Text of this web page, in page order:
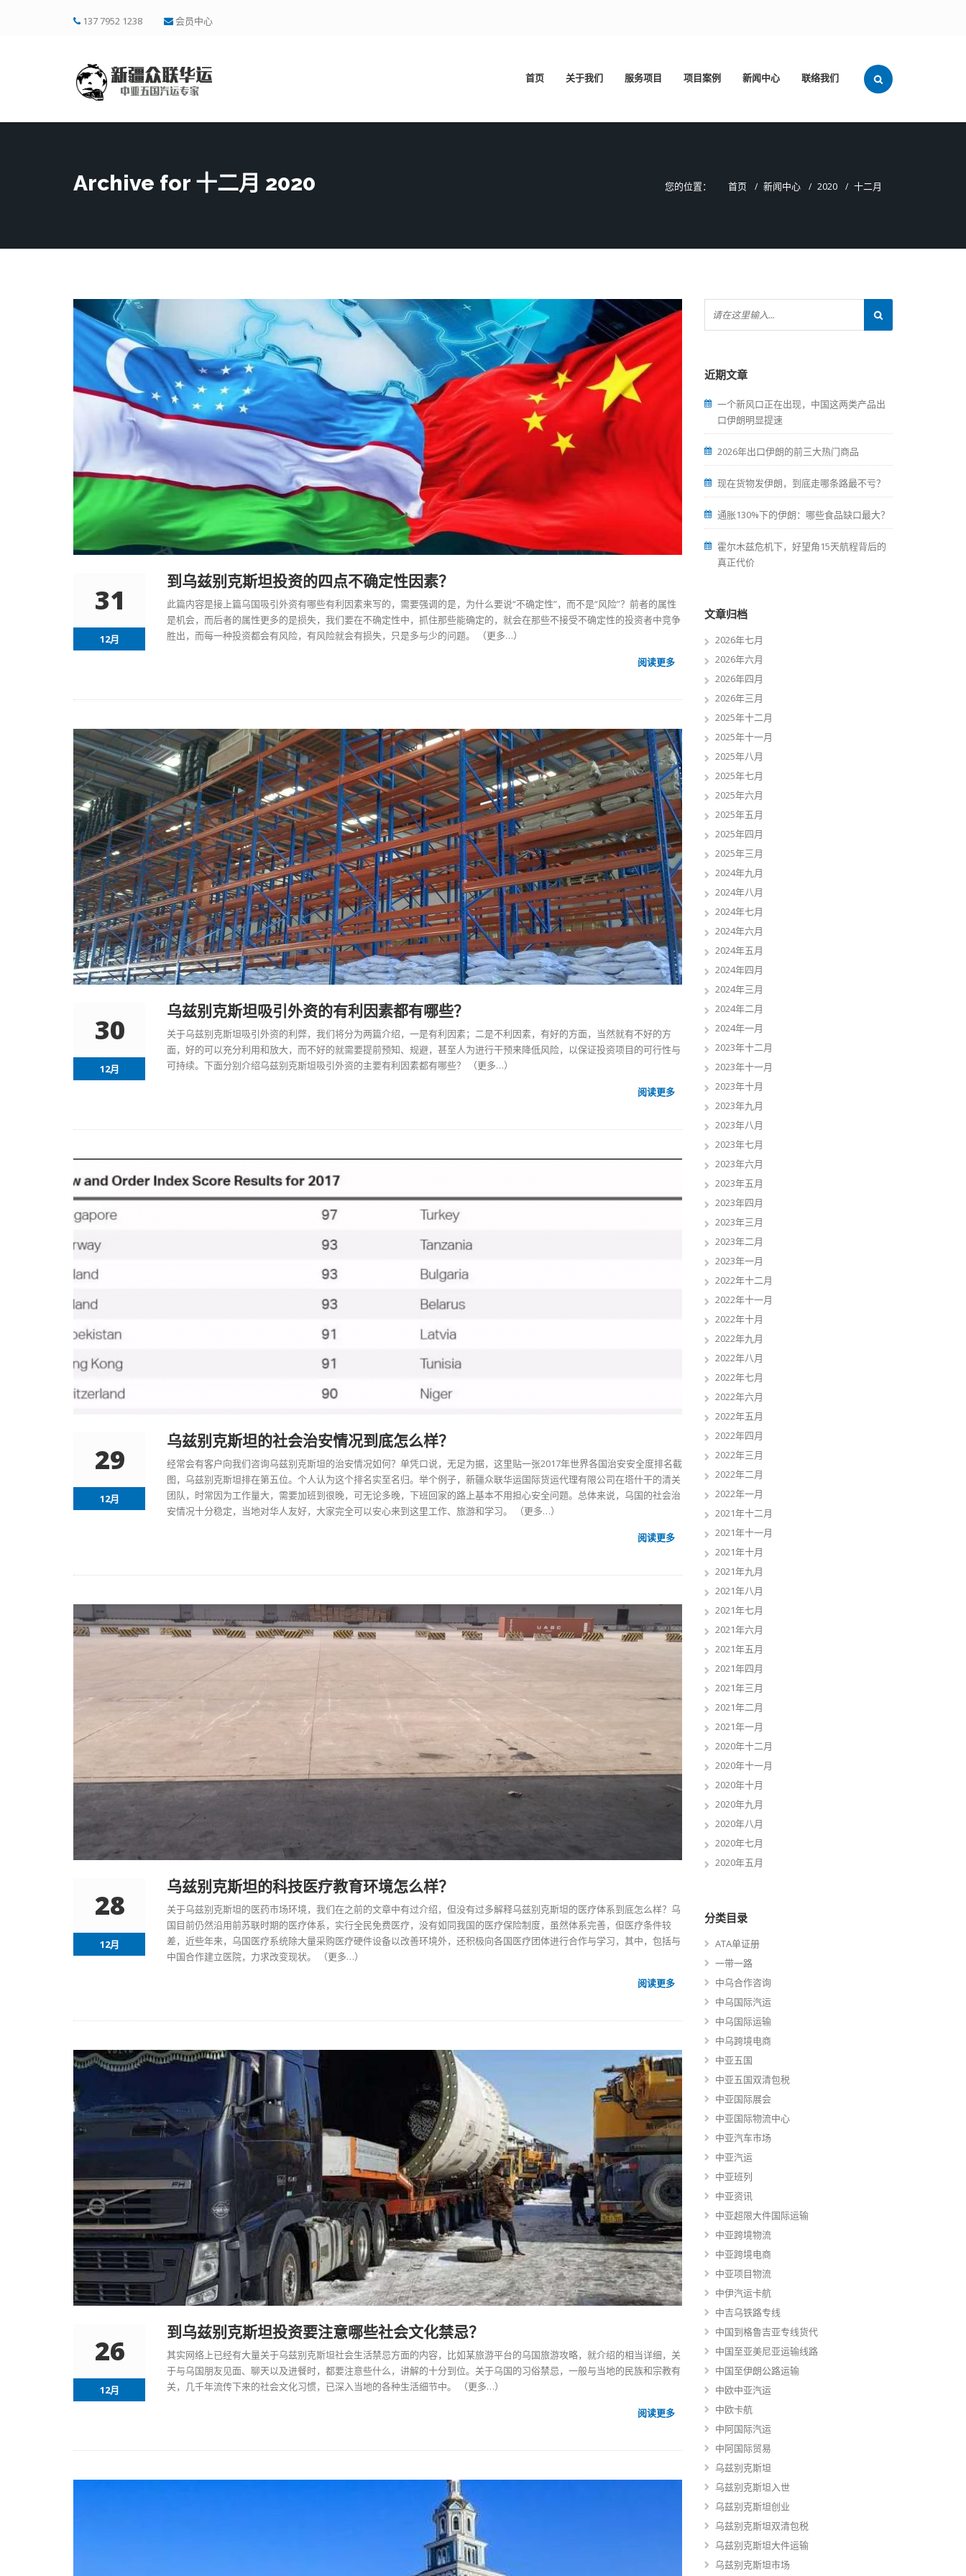
137 7952 1238 会员中心
首页 关于我们 服务项目 项目案例 新闻中心 联络我们
Archive for 十二月 2020 您的位置： 首页 新闻中心 2020 十二月
31
12月
到乌兹别克斯坦投资的四点不确定性因素？
此篇内容是接上篇乌国吸引外资有哪些有利因素来写的，需要强调的是，为什么要说“不确定性”，而不是“风险”？前者的属性
是机会，而后者的属性更多的是损失，我们要在不确定性中，抓住那些能确定的，就会在那些不接受不确定性的投资者中竞争
胜出，而每一种投资都会有风险，有风险就会有损失，只是多与少的问题。
（更多…）
阅读更多
30
12月
乌兹别克斯坦吸引外资的有利因素都有哪些？
关于乌兹别克斯坦吸引外资的利弊，我们将分为两篇介绍，一是有利因素；二是不利因素，有好的方面，当然就有不好的方
面，好的可以充分利用和放大，而不好的就需要提前预知、规避，甚至人为进行干预来降低风险，以保证投资项目的可行性与
可持续。下面分别介绍乌兹别克斯坦吸引外资的主要有利因素都有哪些？
（更多…）
阅读更多
29
12月
乌兹别克斯坦的社会治安情况到底怎么样？
经常会有客户向我们咨询乌兹别克斯坦的治安情况如何？单凭口说，无足为据，这里贴一张2017年世界各国治安安全度排名截
图，乌兹别克斯坦排在第五位。个人认为这个排名实至名归。举个例子，新疆众联华运国际货运代理有限公司在塔什干的清关
团队，时常因为工作量大，需要加班到很晚，可无论多晚，下班回家的路上基本不用担心安全问题。总体来说，乌国的社会治
安情况十分稳定，当地对华人友好，大家完全可以安心来到这里工作、旅游和学习。
（更多…）
阅读更多
28
12月
乌兹别克斯坦的科技医疗教育环境怎么样？
关于乌兹别克斯坦的医药市场环境，我们在之前的文章中有过介绍，但没有过多解释乌兹别克斯坦的医疗体系到底怎么样？乌
国目前仍然沿用前苏联时期的医疗体系，实行全民免费医疗，没有如同我国的医疗保险制度，虽然体系完善，但医疗条件较
差，近些年来，乌国医疗系统除大量采购医疗硬件设备以改善环境外，还积极向各国医疗团体进行合作与学习，其中，包括与
中国合作建立医院，力求改变现状。
（更多…）
阅读更多
26
12月
到乌兹别克斯坦投资要注意哪些社会文化禁忌？
其实网络上已经有大量关于乌兹别克斯坦社会生活禁忌方面的内容，比如某旅游平台的乌国旅游攻略，就介绍的相当详细，关
于与乌国朋友见面、聊天以及进餐时，都要注意些什么，讲解的十分到位。关于乌国的习俗禁忌，一般与当地的民族和宗教有
关，几千年流传下来的社会文化习惯，已深入当地的各种生活细节中。
（更多…）
阅读更多
近期文章
一个新风口正在出现，中国这两类产品出
口伊朗明显提速
2026年出口伊朗的前三大热门商品
现在货物发伊朗，到底走哪条路最不亏？
通胀130%下的伊朗：哪些食品缺口最大？
霍尔木兹危机下，好望角15天航程背后的
真正代价
文章归档
2026年七月
2026年六月
2026年四月
2026年三月
2025年十二月
2025年十一月
2025年八月
2025年七月
2025年六月
2025年五月
2025年四月
2025年三月
2024年九月
2024年八月
2024年七月
2024年六月
2024年五月
2024年四月
2024年三月
2024年二月
2024年一月
2023年十二月
2023年十一月
2023年十月
2023年九月
2023年八月
2023年七月
2023年六月
2023年五月
2023年四月
2023年三月
2023年二月
2023年一月
2022年十二月
2022年十一月
2022年十月
2022年九月
2022年八月
2022年七月
2022年六月
2022年五月
2022年四月
2022年三月
2022年二月
2022年一月
2021年十二月
2021年十一月
2021年十月
2021年九月
2021年八月
2021年七月
2021年六月
2021年五月
2021年四月
2021年三月
2021年二月
2021年一月
2020年十二月
2020年十一月
2020年十月
2020年九月
2020年八月
2020年七月
2020年五月
分类目录
ATA单证册
一带一路
中乌合作咨询
中乌国际汽运
中乌国际运输
中乌跨境电商
中亚五国
中亚五国双清包税
中亚国际展会
中亚国际物流中心
中亚汽车市场
中亚汽运
中亚班列
中亚资讯
中亚超限大件国际运输
中亚跨境物流
中亚跨境电商
中亚项目物流
中伊汽运卡航
中吉乌铁路专线
中国到格鲁吉亚专线货代
中国至亚美尼亚运输线路
中国至伊朗公路运输
中欧中亚汽运
中欧卡航
中阿国际汽运
中阿国际贸易
乌兹别克斯坦
乌兹别克斯坦入世
乌兹别克斯坦创业
乌兹别克斯坦双清包税
乌兹别克斯坦大件运输
乌兹别克斯坦市场